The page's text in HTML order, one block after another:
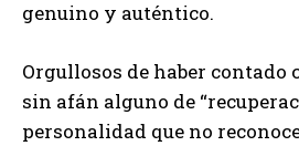
genuino y auténtico.
Orgullosos de haber contado
sin afán alguno de
personalidad que no